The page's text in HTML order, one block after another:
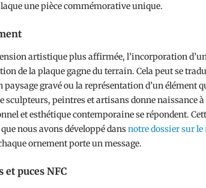
une pièce commémorative unique.
artistique plus affirmée, l’incorporation
de la plaque gagne du terrain. Cela peut se
gravé ou la représentation d’un élément
peintres et artisans donne naissance à
et esthétique contemporaine se répondent.
nous avons développé dansnotre dossier sur le
ornement porte un message.
et puces NFC